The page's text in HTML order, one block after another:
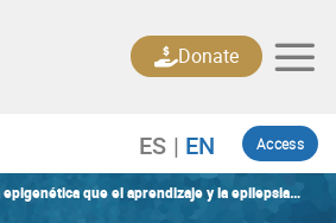
Access
Donate
que el aprendizaje y la epilepsia